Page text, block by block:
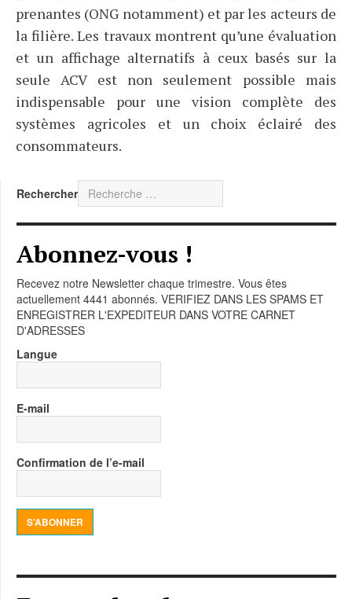
prenantes (ONG notamment) et par les acteurs de
la filière. Les travaux montrent qu’une évaluation
et un affichage alternatifs à ceux basés sur la
seule ACV est non seulement possible mais
indispensable pour une vision complète des
systèmes agricoles et un choix éclairé des
consommateurs.
Rechercher
Abonnez-vous !
Recevez notre Newsletter chaque trimestre. Vous êtes
actuellement 4441 abonnés. VERIFIEZ DANS LES SPAMS ET
ENREGISTRER L'EXPEDITEUR DANS VOTRE CARNET
D'ADRESSES
Langue
E-mail
Confirmation de l’e-mail
S’ABONNER